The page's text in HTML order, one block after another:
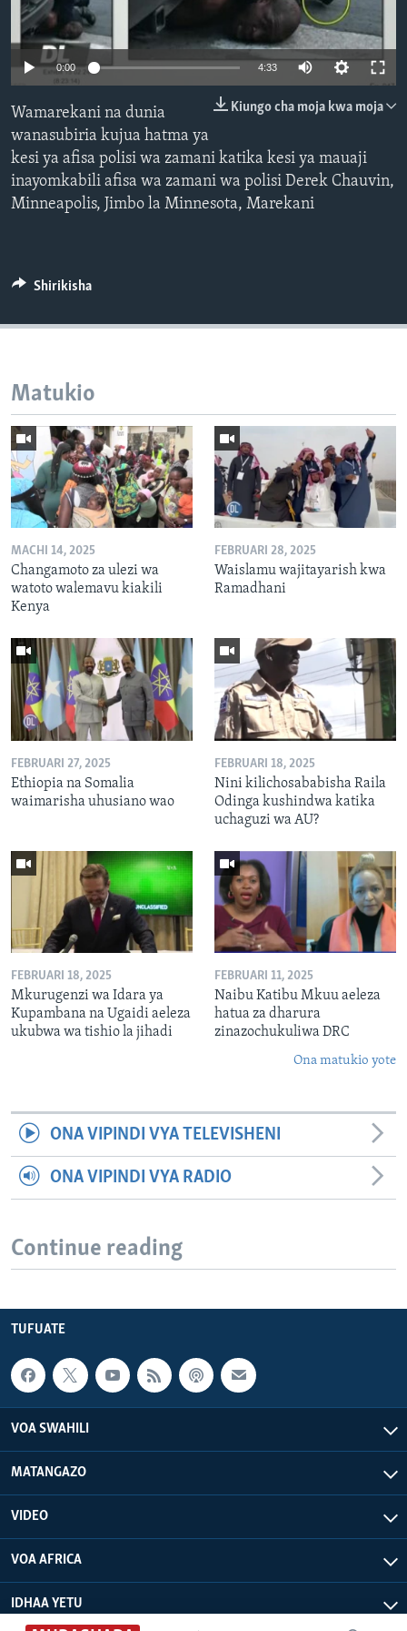
0:00 4:33
Kiungo cha moja kwa moja
Wamarekani na dunia
wanasubiria kujua hatma ya
kesi ya afisa polisi wa zamani katika kesi ya mauaji
inayomkabili afisa wa zamani wa polisi Derek Chauvin,
Minneapolis, Jimbo la Minnesota, Marekani
Shirikisha
Matukio
MACHI 14, 2025
Changamoto za ulezi wa
watoto walemavu kiakili
Kenya
FEBRUARI 28, 2025
Waislamu wajitayarish kwa
Ramadhani
FEBRUARI 27, 2025
Ethiopia na Somalia
waimarisha uhusiano wao
FEBRUARI 18, 2025
Nini kilichosababisha Raila
Odinga kushindwa katika
uchaguzi wa AU?
FEBRUARI 18, 2025
Mkurugenzi wa Idara ya
Kupambana na Ugaidi aeleza
ukubwa wa tishio la jihadi
FEBRUARI 11, 2025
Naibu Katibu Mkuu aeleza
hatua za dharura
zinazochukuliwa DRC
Ona matukio yote
ONA VIPINDI VYA TELEVISHENI
ONA VIPINDI VYA RADIO
Continue reading
TUFUATE
VOA SWAHILI
MATANGAZO
VIDEO
VOA AFRICA
IDHAA YETU